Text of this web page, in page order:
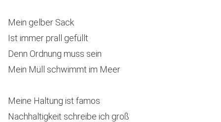
Mein gelber Sack
Ist immer prall gefüllt
Denn Ordnung muss sein
Mein Müll schwimmt im Meer
Meine Haltung ist famos
Nachhaltigkeit schreibe ich groß